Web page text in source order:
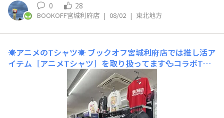
0 28
BOOKOFF宮城利府店 | 08/02 | 東北地方
☀️アニメのTシャツ☀️ ブックオフ宮城利府店では推し活ア
イテム［アニメTシャツ］を取り扱ってます🦆コラボTシ
ャツやフルグラフィックUNIQLOでもアニメキャラ😀ロゴ
だけでも買いてあれば買取🆗 シャア専用のTシャツ欲しい